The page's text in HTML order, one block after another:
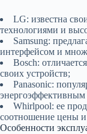
LG: известна
технологиями и
Samsung:
интерфейсом и
Bosch:
своих устройств;
Panasonic:
энергоэффективным
Whirlpool: ее
соотношение цены и
Особенности